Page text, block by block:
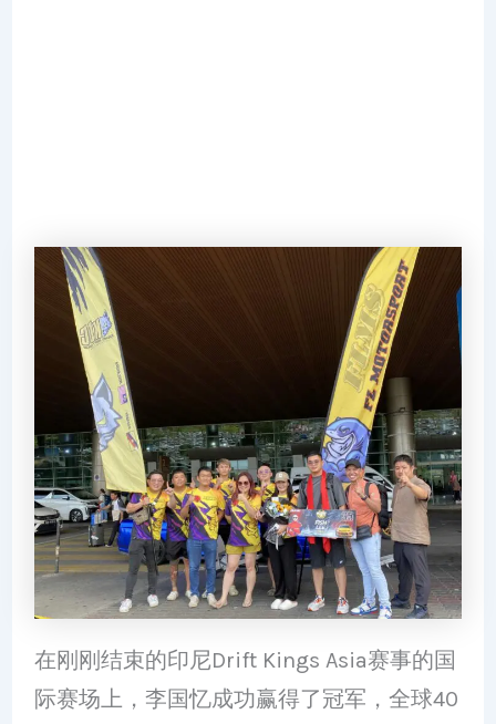
在刚刚结束的印尼Drift Kings Asia赛事的国
际赛场上，李国忆成功赢得了冠军，全球40